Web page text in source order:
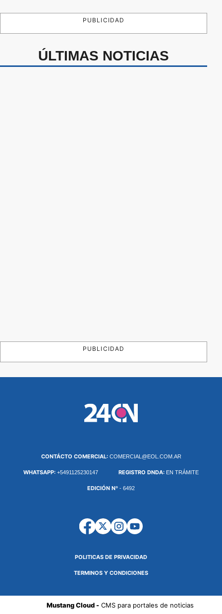
PUBLICIDAD
ÚLTIMAS NOTICIAS
PUBLICIDAD
CONTÁCTO COMERCIAL: COMERCIAL@EOL.COM.AR
WHATSAPP: +5491125230147 REGISTRO DNDA: EN TRÁMITE
EDICIÓN Nº - 6492
POLITICAS DE PRIVACIDAD
TERMINOS Y CONDICIONES
Mustang Cloud -CMS para portales de noticias